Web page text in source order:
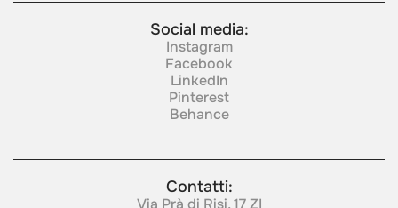
Social media:
Instagram
Facebook
LinkedIn
Pinterest
Behance
Contatti:
Via Prà di Risi, 17 ZI